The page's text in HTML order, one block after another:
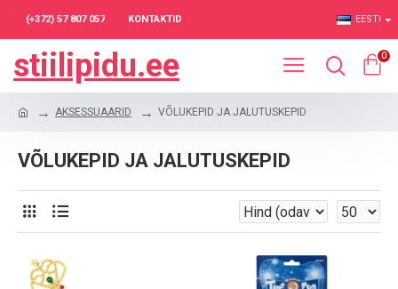
(+372) 57 807 057 KONTAKTID EESTI
stiilipidu.ee 0
AKSESSUAARID VÕLUKEPID JA JALUTUSKEPID
VÕLUKEPID JA JALUTUSKEPID